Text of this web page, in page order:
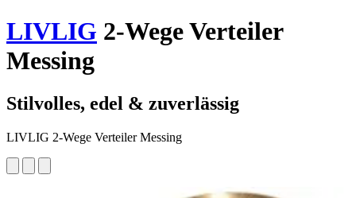
LIVLIG 2-Wege Verteiler
Messing
Stilvolles, edel & zuverlässig
LIVLIG 2-Wege Verteiler Messing